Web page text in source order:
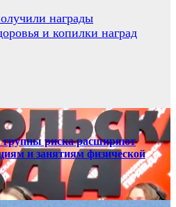
награды
и копилки наград
группы риска расширяют
и занятиям физической